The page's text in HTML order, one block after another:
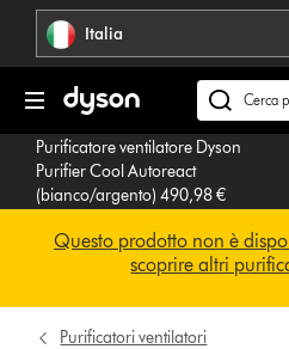
navigazione Italia
Cerca
su
Purificatore ventilatore Dyson
Purifier Cool Autoreact
(bianco/argento) 490,98 €
Questo prodotto non è
scoprire altri
Purificatori ventilatori